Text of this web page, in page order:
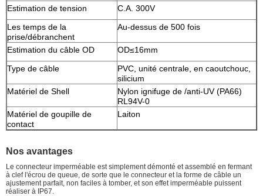
Estimation de tension
C.A. 300V
Les temps de la
prise/débranchent
Au-dessus de 500 fois
Estimation du câble OD
OD≤16mm
Type de câble
PVC, unité centrale, en caoutchouc,
silicium
Matériel de Shell
Nylon ignifuge de /anti-UV (PA66)
RL94V-0
Matériel de goupille de
contact
Laiton
Nos avantages
Le connecteur imperméable est simplement démonté et assemblé en fermant
à clef l'écrou de queue, de sorte que le connecteur et la forme de câble un
ajustement parfait, non faciles à tomber, et son effet imperméable puissent
réaliser à IP67.